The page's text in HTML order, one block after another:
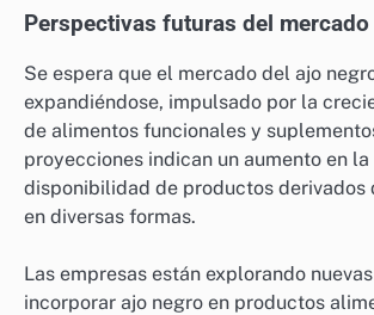
Perspectivas futuras del
Se espera que el mercado del ajo
expandiéndose, impulsado por la
de alimentos funcionales y
proyecciones indican un aumento en
disponibilidad de productos derivados
en diversas formas.
Las empresas están explorando
incorporar ajo negro en productos